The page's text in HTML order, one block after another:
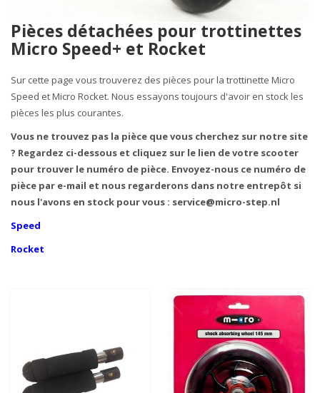
Pièces détachées pour trottinettes
Micro Speed+ et Rocket
Sur cette page vous trouverez des pièces pour la trottinette Micro
Speed ​​et Micro Rocket. Nous essayons toujours d'avoir en stock les
pièces les plus courantes.
Vous ne trouvez pas la pièce que vous cherchez sur notre site
? Regardez ci-dessous et cliquez sur le lien de votre scooter
pour trouver le numéro de pièce. Envoyez-nous ce numéro de
pièce par e-mail et nous regarderons dans notre entrepôt si
nous l'avons en stock pour vous : service@micro-step.nl
Speed
Rocket